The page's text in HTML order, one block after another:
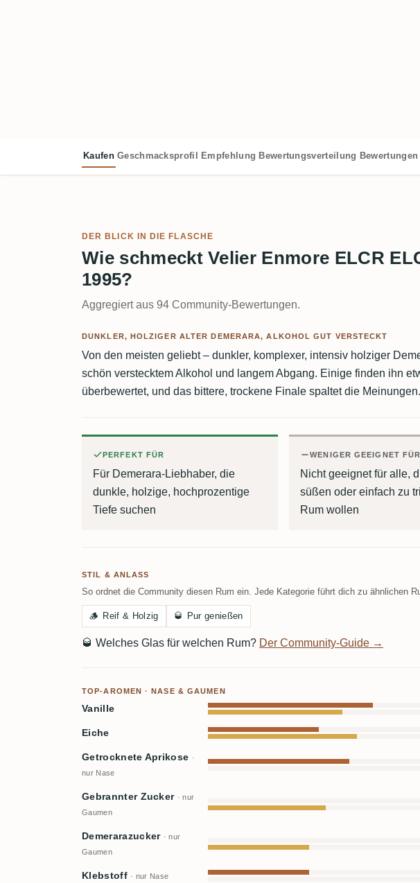
Kaufen Geschmacksprofil Empfehlung Bewertungsverteilung Bewertungen
DER BLICK IN DIE FLASCHE
Wie schmeckt Velier Enmore ELCR
1995?
Aggregiert aus 94 Community-Bewertungen.
DUNKLER, HOLZIGER ALTER DEMERARA, ALKOHOL GUT VERSTECKT
Von den meisten geliebt – dunkler, komplexer, intensiv holziger
schön verstecktem Alkohol und langem Abgang. Einige finden ihn
überbewertet, und das bittere, trockene Finale spaltet die Meinungen.
PERFEKT FÜR
Für Demerara-Liebhaber, die
dunkle, holzige, hochprozentige
Tiefe suchen
WENIGER GEEIGNET FÜR
Nicht geeignet für alle,
süßen oder einfach zu
Rum wollen
STIL & ANLASS
So ordnet die Community diesen Rum ein. Jede Kategorie führt dich zu ähnlichen
🪵 Reif & Holzig 🥃 Pur genießen
🥃 Welches Glas für welchen Rum? Der Community-Guide →
TOP-AROMEN · NASE & GAUMEN
Vanille
Eiche
Getrocknete Aprikose ·
nur Nase
Gebrannter Zucker · nur
Gaumen
Demerarazucker · nur
Gaumen
Klebstoff · nur Nase